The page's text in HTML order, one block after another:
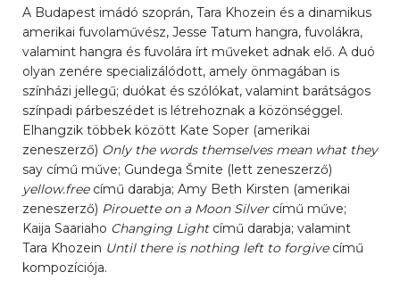
A Budapest imádó szoprán, Tara Khozein és a dinamikus
amerikai fuvolaművész, Jesse Tatum hangra, fuvolákra,
valamint hangra és fuvolára írt műveket adnak elő. A duó
olyan zenére specializálódott, amely önmagában is
színházi jellegű; duókat és szólókat, valamint barátságos
színpadi párbeszédet is létrehoznak a közönséggel.
Elhangzik többek között Kate Soper (amerikai
zeneszerző) Only the words themselves mean what they
say című műve; Gundega Šmite (lett zeneszerző)
yellow.freecímű darabja; Amy Beth Kirsten (amerikai
zeneszerző) Pirouette on a Moon Silvercímű műve;
Kaija Saariaho Changing Lightcímű darabja; valamint
Tara Khozein Until there is nothing left to forgivecímű
kompozíciója.